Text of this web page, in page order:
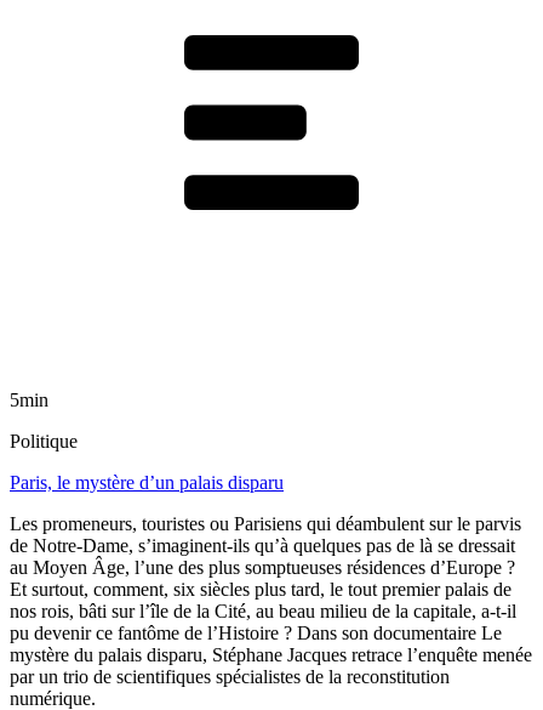
5min
Politique
Paris, le mystère d’un palais disparu
Les promeneurs, touristes ou Parisiens qui déambulent sur le parvis
de Notre-Dame, s’imaginent-ils qu’à quelques pas de là se dressait
au Moyen Âge, l’une des plus somptueuses résidences d’Europe ?
Et surtout, comment, six siècles plus tard, le tout premier palais de
nos rois, bâti sur l’île de la Cité, au beau milieu de la capitale, a-t-il
pu devenir ce fantôme de l’Histoire ? Dans son documentaire Le
mystère du palais disparu, Stéphane Jacques retrace l’enquête menée
par un trio de scientifiques spécialistes de la reconstitution
numérique.